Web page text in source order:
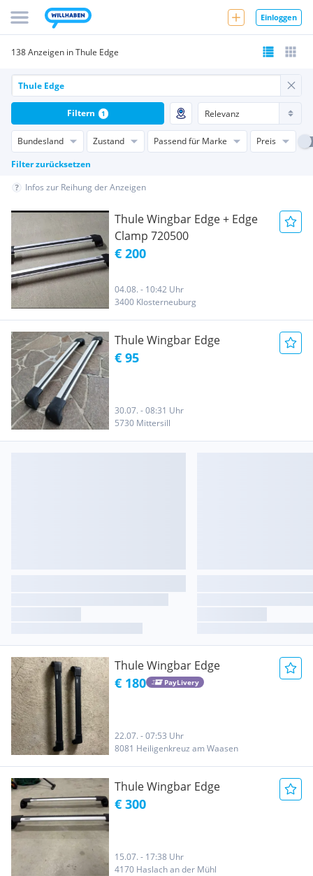
Einloggen
138 Anzeigen in Thule Edge
Bundesland Zustand Passend für Marke
Preis
Filter zurücksetzen
Filtern 1
Infos zur Reihung der Anzeigen
Thule Wingbar Edge + Edge
Clamp 720500
€ 200
04.08. - 10:42 Uhr
3400 Klosterneuburg
Thule Wingbar Edge
€ 95
30.07. - 08:31 Uhr
5730 Mittersill
Thule Wingbar Edge
€ 180 PayLivery
22.07. - 07:53 Uhr
8081 Heiligenkreuz am Waasen
Thule Wingbar Edge
€ 300
15.07. - 17:38 Uhr
4170 Haslach an der Mühl